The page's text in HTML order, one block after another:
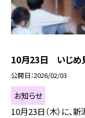
10月23日 いじめ
公開日 2026/02/03
お知らせ
10月23日（木）に、